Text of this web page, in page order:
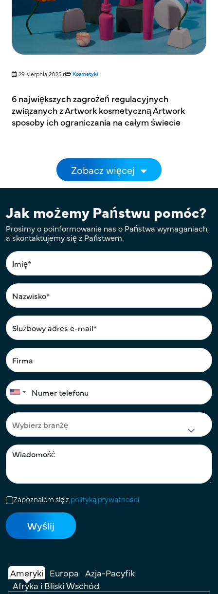
29 sierpnia 2025 r. Kosmetyki
6 największych zagrożeń regulacyjnych
związanych z Artwork kosmetyczną Artwork
sposoby ich ograniczania na całym świecie
StronicowanieZobacz więcej
Jak możemy Państwu pomóc?
Prosimy o poinformowanie nas o Państwa wymaganiach,
a skontaktujemy się z Państwem.
Zapoznałem się z polityką prywatności
Ameryki Europa Azja-Pacyfik
Afryka i Bliski Wschód